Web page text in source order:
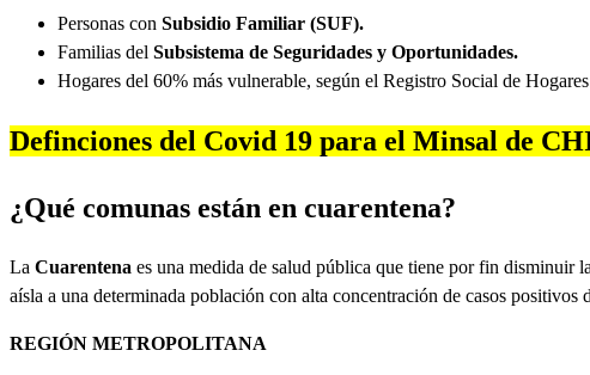
Personas con Subsidio Familiar (SUF).
Familias del Subsistema de Seguridades y Oportunidades.
Hogares del 60% más vulnerable, según el Registro Social de
Definciones del Covid 19 para el Minsal de
¿Qué comunas están en cuarentena?
La Cuarentena es una medida de salud pública que tiene por fin disminuir
aísla a una determinada población con alta concentración de casos positivos
REGIÓN METROPOLITANA